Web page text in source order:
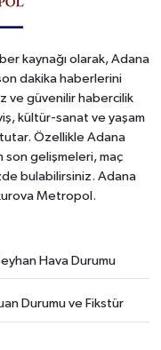
kaynağı olarak, Adana
dakika haberlerini
ve güvenilir habercilik
kültür-sanat ve yaşam
Özellikle Adana
son gelişmeleri, maç
bulabilirsiniz. Adana
Metropol.
Hava Durumu
Durumu ve Fikstür